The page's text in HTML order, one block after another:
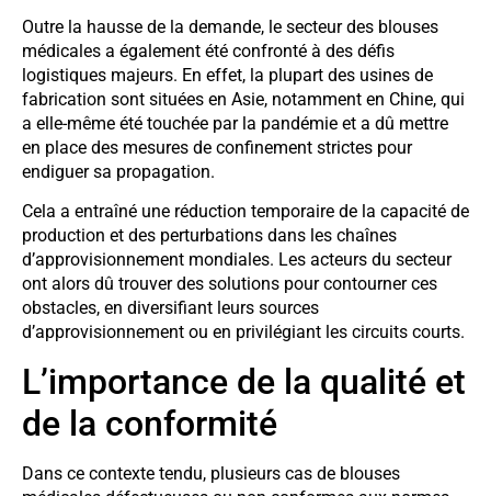
Outre la hausse de la demande, le secteur des blouses
médicales a également été confronté à des défis
logistiques majeurs. En effet, la plupart des usines de
fabrication sont situées en Asie, notamment en Chine, qui
a elle-même été touchée par la pandémie et a dû mettre
en place des mesures de confinement strictes pour
endiguer sa propagation.
Cela a entraîné une réduction temporaire de la capacité de
production et des perturbations dans les chaînes
d’approvisionnement mondiales. Les acteurs du secteur
ont alors dû trouver des solutions pour contourner ces
obstacles, en diversifiant leurs sources
d’approvisionnement ou en privilégiant les circuits courts.
L’importance de la qualité et
de la conformité
Dans ce contexte tendu, plusieurs cas de blouses